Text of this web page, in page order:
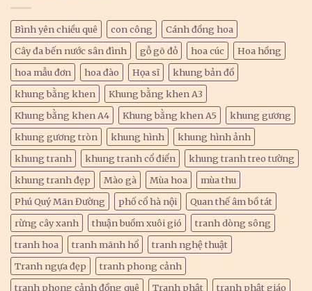
Bình yên chiều quê con công
Cánh đồng hoa
Cây đa bến nước sân đình
gỗ gõ đỏ hoa cúc
Hoa hồng
hoa mẫu đơn
hoa đào Họa sĩ
khung bản đồ
khung bằng khen
Khung bằng khen A3
Khung bằng khen A4
Khung bằng khen A5
khung gương
khung gương tròn
khung hình
khung hình ảnh
khung tranh
khung tranh cổ điển
khung tranh treo tường
khung tranh đẹp
Mào gà Mùa hoa
mùa thu
Phú Quý Mãn Đường
phố cổ hà nội
Quan thế âm bồ tát
rừng cây xanh
thuận buồm xuôi gió
tranh dòng sông
tranh hoa
tranh mãnh hổ
tranh nghệ thuật
Tranh ngựa đẹp
tranh phong cảnh
tranh phong cảnh đồng quê
Tranh phật
tranh phật giáo